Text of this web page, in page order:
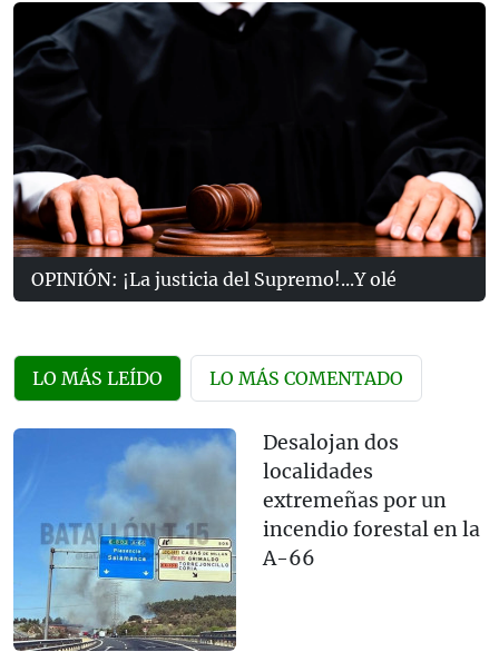
OPINIÓN: ¡La justicia del Supremo!...Y olé
LO MÁS LEÍDO LO MÁS COMENTADO
Desalojan dos
localidades
extremeñas por un
incendio forestal en la
A-66